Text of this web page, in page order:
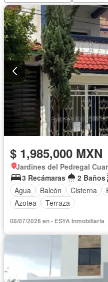
$ 1,985,000 MXN
Jardines del Pedregal
3 Recámaras
2 Baños
Agua
Balcón Cisterna
Azotea
Terraza
08/07/2026 en - ESYA Inmobiliaria